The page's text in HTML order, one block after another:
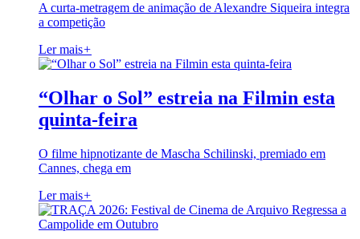
A curta-metragem de animação de Alexandre Siqueira integra
a competição
Ler mais+
“Olhar o Sol” estreia na Filmin esta
quinta-feira
O filme hipnotizante de Mascha Schilinski, premiado em
Cannes, chega em
Ler mais+